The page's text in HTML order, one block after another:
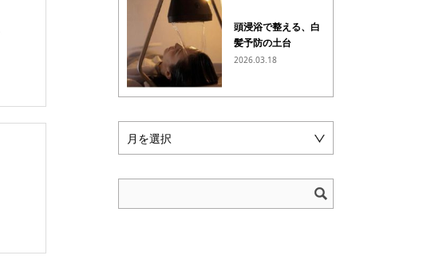
頭浸浴で整える、白
髪予防の土台
2026.03.18
月を選択